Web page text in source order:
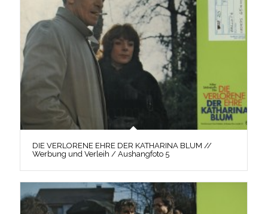
DIE VERLORENE EHRE DER KATHARINA BLUM //
Werbung und Verleih / Aushangfoto 5